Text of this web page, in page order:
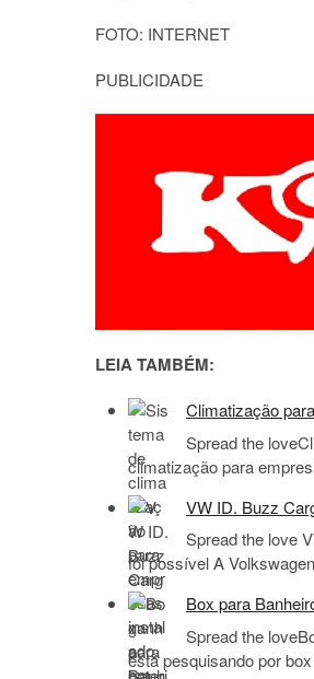
FOTO: INTERNET
PUBLICIDADE
LEIA TAMBÉM:
Climatização
Spread the
climatização para
VW ID. Buzz
Spread the love
foi possível A
Box para
Spread the
está pesquisando por